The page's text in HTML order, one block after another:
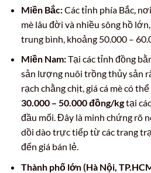
Miền Bắc:Các tỉnh phía Bắc,
mè lâu đời và nhiều sông hồ
trung bình, khoảng 50.000 –
Miền Nam:Tại các tỉnh đồng
sản lượng nuôi trồng thủy sản
rạch chằng chịt, giá cá mè có
30.000 – 50.000 đồng/kgtại
đầu mối. Đây là minh chứng rõ
dồi dào trực tiếp từ các trang
đến giá bán lẻ.
Thành phố lớn (Hà Nội,